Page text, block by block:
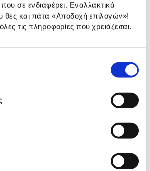
σε ενδιαφέρει. Εναλλακτικά
θες και πάτα «Αποδοχή επιλογών»!
τις πληροφορίες που χρειάζεσαι.
όσοι είδαν το ίδιο
εσένα!
Goomby Τσάντα Trolley